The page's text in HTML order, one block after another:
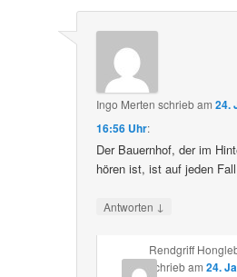
Ingo Merten schriebam24.
16:56 Uhr:
Der Bauernhof, der im
hören ist, ist auf jeden
Antworten ↓
Rendgriff
schriebam 24.